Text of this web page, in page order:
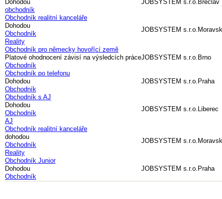
Dohodou
obchodník
JOBSYSTEM s.r.o. Břeclav
Obchodník realitní kanceláře
Dohodou
Obchodník
Reality
JOBSYSTEM s.r.o.
Obchodník pro německy hovořící země
Platové ohodnocení závisí na výsledcích práce
Obchodník
JOBSYSTEM s.r.o. Brno
Obchodník po telefonu
Dohodou
Obchodník
JOBSYSTEM s.r.o. Praha
Obchodník s AJ
Dohodou
Obchodník
AJ
JOBSYSTEM s.r.o. Liberec
Obchodník realitní kanceláře
dohodou
Obchodník
Reality
JOBSYSTEM s.r.o.
Obchodník Junior
Dohodou
Obchodník
JOBSYSTEM s.r.o. Praha